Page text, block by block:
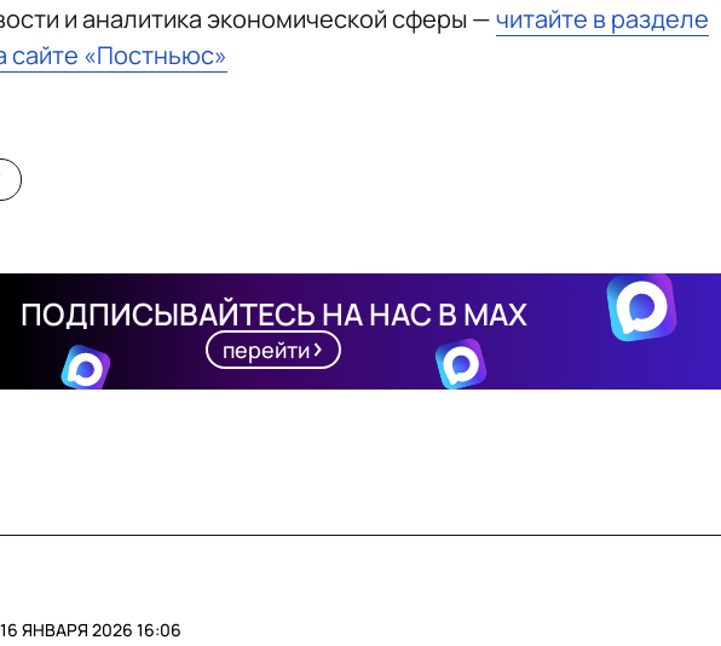
и аналитика экономической сферы —читайте в разделе
сайте «Постньюс»
ПОДПИСЫВАЙТЕСЬ НА НАС В MAX
перейти
16 ЯНВАРЯ 2026 16:06